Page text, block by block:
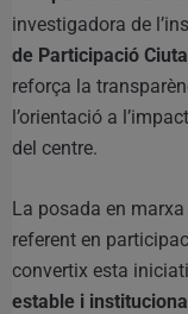
investigadora de
de Participació
reforça la
l’orientació a
del centre.
La posada en marxa
referent en
convertix esta
estable i